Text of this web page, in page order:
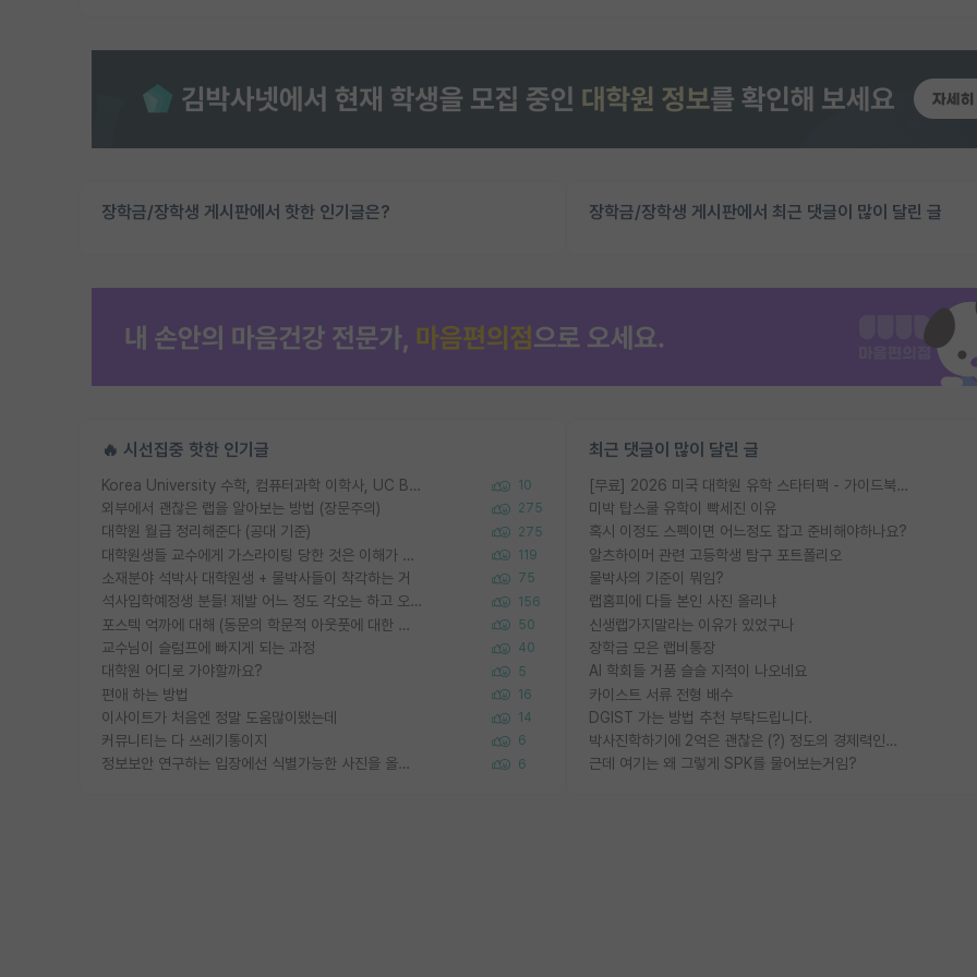
장학금/장학생 게시판에서 핫한 인기글은? 장학금/장학생 게시판에서 최근 댓글이 많이 달린 글
🔥 시선집중 핫한 인기글
Korea University 수학, 컴퓨터과학 이학사, UC Berkeley 산업공학 대학원 공학박사가 되는 것은 쉽지 않겠죠? 10
외부에서 괜찮은 랩을 알아보는 방법 (장문주의) 275
대학원 월급 정리해준다 (공대 기준) 275
대학원생들 교수에게 가스라이팅 당한 것은 이해가 갑니다. 안타깝네요. 119
소재분야 석박사 대학원생 + 물박사들이 착각하는 거 75
석사입학예정생 분들! 제발 어느 정도 각오는 하고 오세요. 156
포스텍 억까에 대해 (동문의 학문적 아웃풋에 대한 반박) 50
교수님이 슬럼프에 빠지게 되는 과정 40
대학원 어디로 가야할까요? 5
편애 하는 방법 16
이사이트가 처음엔 정말 도움많이됐는데 14
커뮤니티는 다 쓰레기통이지 6
정보보안 연구하는 입장에선 식별가능한 사진을 올리는건 비추이긴함 6
최근 댓글이 많이 달린 글
[무료] 2026 미국 대학원 유학 스타터팩 - 가이드북 & 합격자 컨택메일 템플릿
미박 탑스쿨 유학이 빡세진 이유
혹시 이정도 스펙이면 어느정도 잡고 준비해야하나요?
알츠하이머 관련 고등학생 탐구 포트폴리오
물박사의 기준이 뭐임?
랩홈피에 다들 본인 사진 올리냐
신생랩가지말라는 이유가 있었구나
장학금 모은 랩비통장
AI 학회들 거품 슬슬 지적이 나오네요
카이스트 서류 전형 배수
DGIST 가는 방법 추천 부탁드립니다.
박사진학하기에 2억은 괜찮은 (?) 정도의 경제력인가요
근데 여기는 왜 그렇게 SPK를 물어보는거임?